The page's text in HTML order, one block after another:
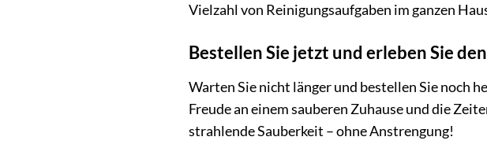
Vielzahl von Reinigungsaufgaben im ganzen
Bestellen Sie jetzt und erleben Sie
Warten Sie nicht länger und bestellen Sie noch
Freude an einem sauberen Zuhause und die
strahlende Sauberkeit – ohne Anstrengung!